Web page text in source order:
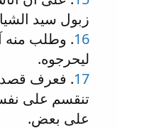
زبول سيد
16. وطلب منه
ليحرجوه.
17. فعرف
تنقسم على
على بعض.